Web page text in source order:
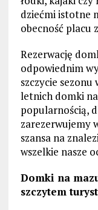
dziećmi istotne
obecność placu
Rezerwację
odpowiednim
szczycie sezonu
letnich domki
popularnością,
zarezerwujemy
szansa na
wszelkie nasze
Domki na
szczytem